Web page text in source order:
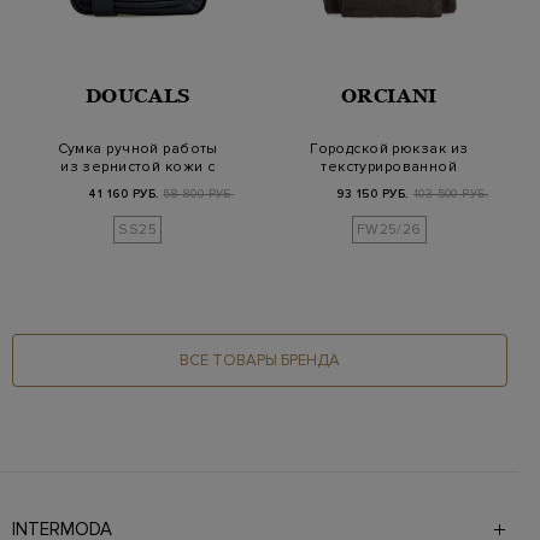
DOUCALS
Сумка ручной работы
из зернистой кожи с
41 160 РУБ. 58 800 РУБ.
SS25
ORCIANI
Городской рюкзак из
текстурированной
93 150 РУБ. 103 500 РУБ.
FW25/26
ВСЕ ТОВАРЫ БРЕНДА
INTERMODA